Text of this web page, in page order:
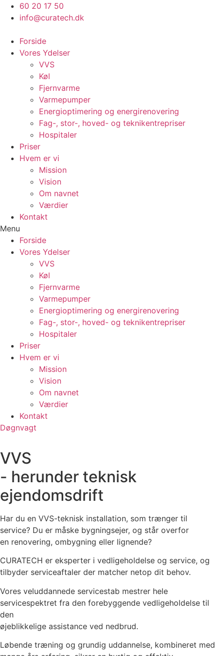
Videre60 20 17 50
info@curatech.dk
Forside
Vores Ydelser
VVS
Køl
Fjernvarme
Varmepumper
Energioptimering og energirenovering
Fag-, stor-, hoved- og teknikentrepriser
Hospitaler
Priser
Hvem er vi
Mission
Vision
Om navnet
Værdier
Kontakt
Menu
Forside
Vores Ydelser
VVS
Køl
Fjernvarme
Varmepumper
Energioptimering og energirenovering
Fag-, stor-, hoved- og teknikentrepriser
Hospitaler
Priser
Hvem er vi
Mission
Vision
Om navnet
Værdier
Kontakt
Døgnvagt
VVS
- herunder teknisk
ejendomsdrift
Har du en VVS-teknisk installation, som trænger til
service? Du er måske bygningsejer, og står overfor
en renovering, ombygning eller lignende?
CURATECH er eksperter i vedligeholdelse og service, og
tilbyder serviceaftaler der matcher netop dit behov.
Vores veluddannede servicestab mestrer hele
servicespektret fra den forebyggende vedligeholdelse til
den
øjeblikkelige assistance ved nedbrud.
Løbende træning og grundig uddannelse, kombineret med